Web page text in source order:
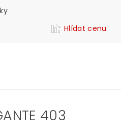
Hlídat cenu
403